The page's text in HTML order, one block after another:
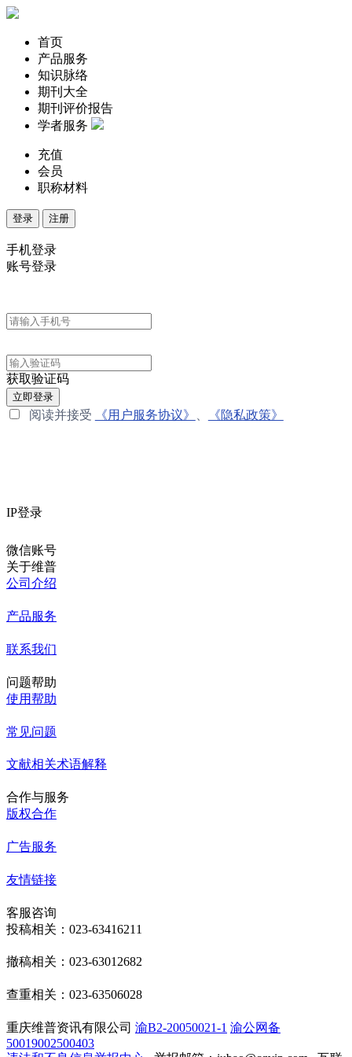
首页
产品服务
知识脉络
期刊大全
期刊评价报告
学者服务
充值
会员
职称材料
登录 注册
手机登录
账号登录
获取验证码
立即登录
阅读并接受 《用户服务协议》 《隐私政策》
IP登录
微信账号
关于维普
公司介绍
产品服务
联系我们
问题帮助
使用帮助
常见问题
文献相关术语解释
合作与服务
版权合作
广告服务
友情链接
客服咨询
投稿相关：023-63416211
撤稿相关：023-63012682
查重相关：023-63506028
重庆维普资讯有限公司 渝B2-20050021-1 渝公网备
50019002500403